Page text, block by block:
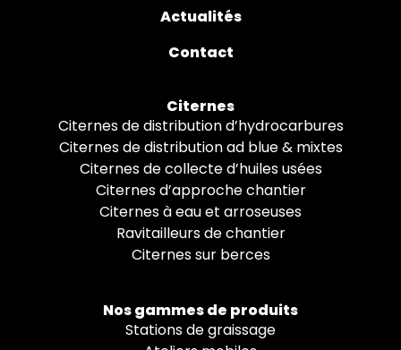
Actualités
Contact
Citernes
Citernes de distribution d’hydrocarbures
Citernes de distribution ad blue & mixtes
Citernes de collecte d’huiles usées
Citernes d’approche chantier
Citernes à eau et arroseuses
Ravitailleurs de chantier
Citernes sur berces
Nos gammes de produits
Stations de graissage